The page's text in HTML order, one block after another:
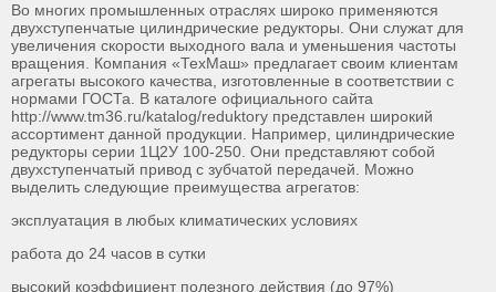
Во многих промышленных отраслях широко применяются
двухступенчатые цилиндрические редукторы. Они служат для
увеличения скорости выходного вала и уменьшения частоты
вращения. Компания «ТехМаш» предлагает своим клиентам
агрегаты высокого качества, изготовленные в соответствии с
нормами ГОСТа. В каталоге официального сайта
http://www.tm36.ru/katalog/reduktory представлен широкий
ассортимент данной продукции. Например, цилиндрические
редукторы серии 1Ц2У 100-250. Они представляют собой
двухступенчатый привод с зубчатой передачей. Можно
выделить следующие преимущества агрегатов:
эксплуатация в любых климатических условиях
работа до 24 часов в сутки
высокий коэффициент полезного действия (до 97%)